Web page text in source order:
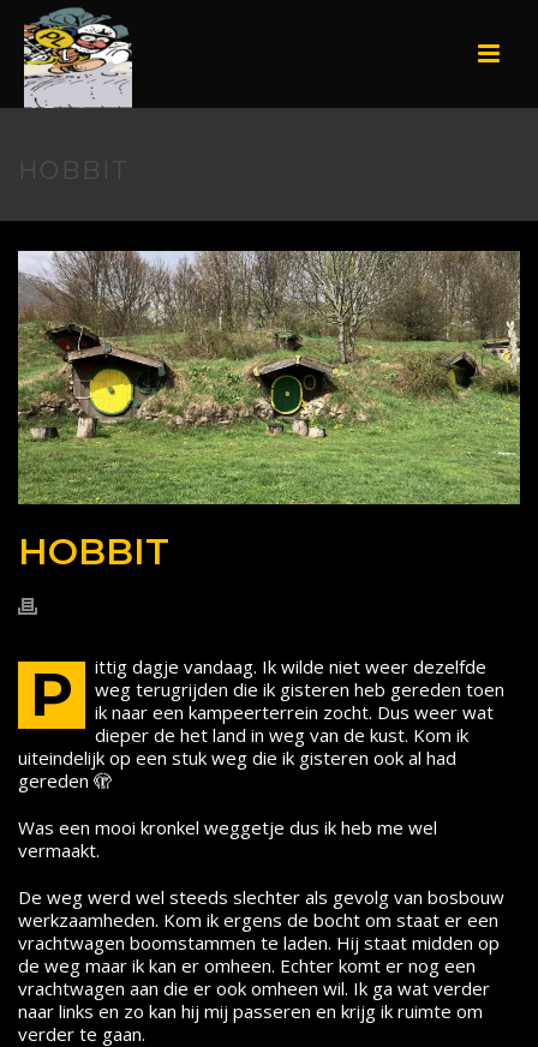
HOBBIT
HOBBIT
P
ittig dagje vandaag. Ik wilde niet weer dezelfde
weg terugrijden die ik gisteren heb gereden toen
ik naar een kampeerterrein zocht. Dus weer wat
dieper de het land in weg van de kust. Kom ik
uiteindelijk op een stuk weg die ik gisteren ook al had
gereden 🫣
Was een mooi kronkel weggetje dus ik heb me wel
vermaakt.
De weg werd wel steeds slechter als gevolg van bosbouw
werkzaamheden. Kom ik ergens de bocht om staat er een
vrachtwagen boomstammen te laden. Hij staat midden op
de weg maar ik kan er omheen. Echter komt er nog een
vrachtwagen aan die er ook omheen wil. Ik ga wat verder
naar links en zo kan hij mij passeren en krijg ik ruimte om
verder te gaan.